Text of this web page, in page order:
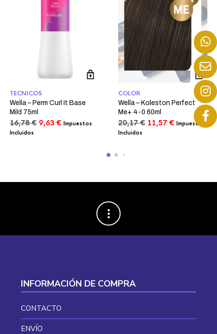
TECNICOS
Wella – Perm Curl It Base
Mild 75ml
16,78€ El
9,63 €ElImpuestos
Incluidos
COLOR
Wella – Koleston Perfect
Me+ 4-0 60ml
20,17€ El11,57 €ElImpuestos
Incluidos
INFORMACIÓN DE COMPRA
CONTACTO
ENVÍO